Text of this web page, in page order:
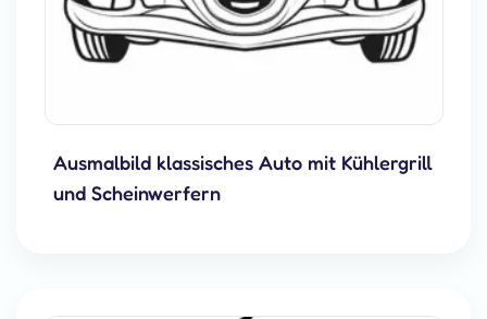
Ausmalbild klassisches Auto mit Kühlergrill
und Scheinwerfern